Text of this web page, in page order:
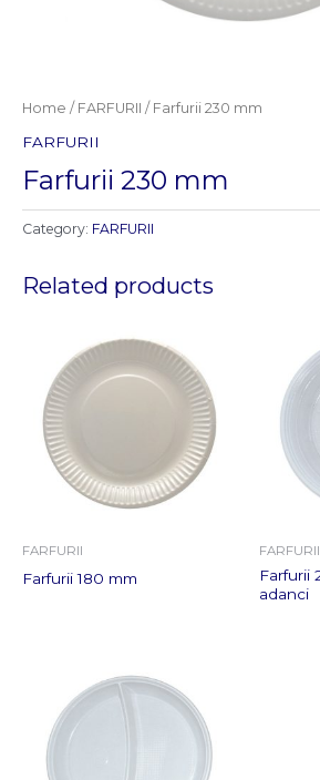
Home / FARFURII / Farfurii 230 mm
FARFURII
Farfurii 230 mm
Category: FARFURII
Related products
FARFURII
Farfurii 180 mm
FARFURII
Farfurii
adanci